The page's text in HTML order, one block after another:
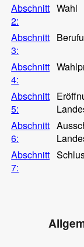
Abschnitt
2:
Wahl
Abschnitt
3:
Abschnitt
4:
Abschnitt
5:
Abschnitt
6:
Abschnitt
7: